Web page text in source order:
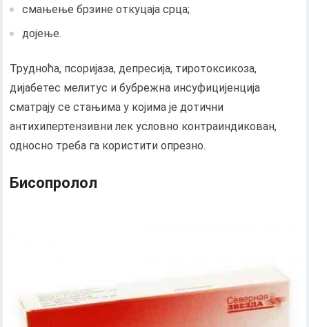
смањење брзине откуцаја срца;
дојење.
Трудноћа, псоријаза, депресија, тиротоксикоза,
дијабетес мелитус и бубрежна инсуфицијенција
сматрају се стањима у којима је дотични
антихипертензивни лек условно контраиндикован,
односно треба га користити опрезно.
Бисопролол